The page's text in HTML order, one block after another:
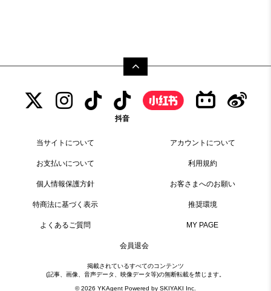
抖音
当サイトについて アカウントについて
お支払いについて 利用規約
個人情報保護方針 お客さまへのお願い
特商法に基づく表示 推奨環境
よくあるご質問 MY PAGE
会員退会
掲載されているすべてのコンテンツ
(記事、画像、音声データ、映像データ等)の無断転載を禁じます。
© 2026 YKAgent Powered by SKIYAKI Inc.